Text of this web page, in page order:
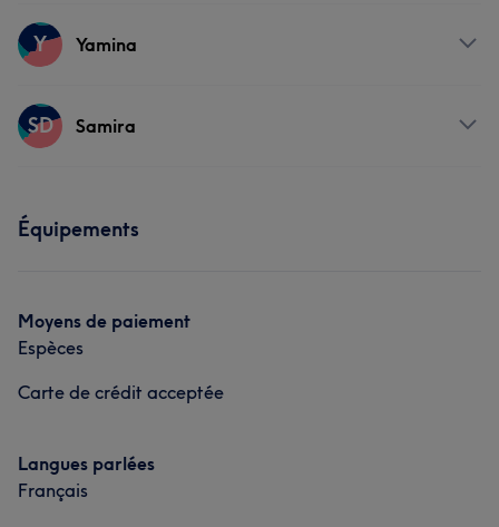
Prestations
Y Yamina
Prestations
SD Samira
Équipements
Moyens de paiement
Espèces
Carte de crédit acceptée
Langues parlées
Français